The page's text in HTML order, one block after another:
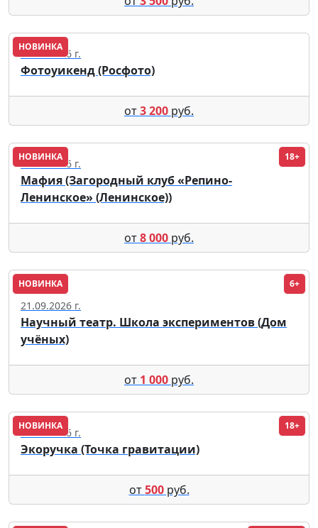
НОВИНКА
14.08.2026 г.
Фотоуикенд (Росфото)
от3 200 руб.
НОВИНКА 18+
14.08.2026 г.
Мафия (Загородный клуб «Репино-
Ленинское» (Ленинское))
от8 000 руб.
НОВИНКА 6+
Обнинск
21.09.2026 г.
Научный театр. Школа экспериментов (Дом
учёных)
от 1 000 руб.
НОВИНКА 18+
19.09.2026 г.
Экоручка (Точка гравитации)
от500руб.